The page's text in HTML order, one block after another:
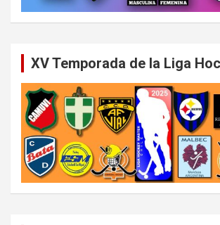
XV Temporada de la Liga